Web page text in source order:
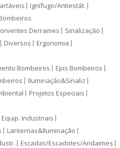
Ignífugo/Antiestát.
Derrames
Sinalização
Diversos
Ergonomia
Bombeiros
Epis Bombeiros
Iluminação&Sinaliz
Projetos Especiais
Equip. Industriais
Lanternas&Iluminação
Escadas/Escadotes/Andaimes